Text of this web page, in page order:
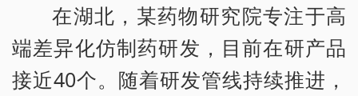
在湖北，某药物研究院专注于高
端差异化仿制药研发，目前在研产品
接近40个。随着研发管线持续推进，